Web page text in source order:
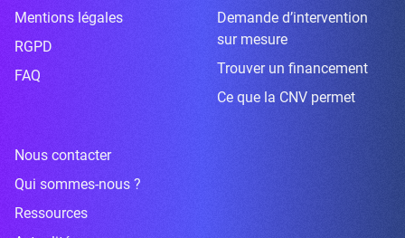
Mentions légales
RGPD
FAQ
Demande d’intervention
sur mesure
Trouver un financement
Ce que la CNV permet
Nous contacter
Qui sommes-nous ?
Ressources